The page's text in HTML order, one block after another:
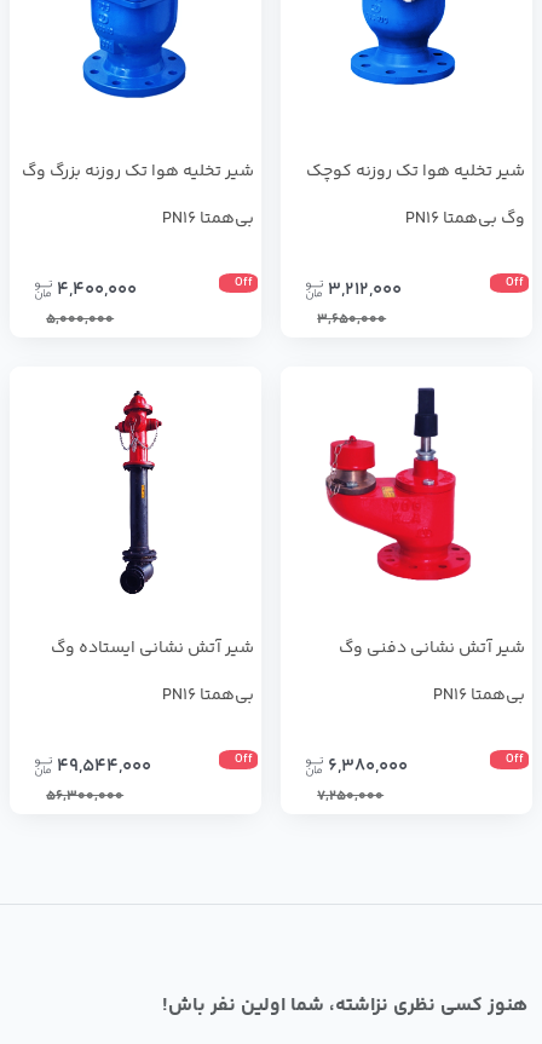
شیر تخلیه هوا تک روزنه کوچک
وگ بی‌همتا PN16
Off
3,212,000
3,650,000
شیر تخلیه هوا تک روزنه بزرگ وگ
بی‌همتا PN16
Off
4,400,000
5,000,000
شیر آتش نشانی دفنی وگ
بی‌همتا PN16
Off
6,380,000
7,250,000
شیر آتش نشانی ایستاده وگ
بی‌همتا PN16
Off
49,544,000
56,300,000
هنوز کسی نظری نزاشته، شما اولین نفر باش!